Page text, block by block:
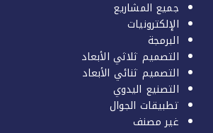
جميع المشاريع
الإلكترونيات
البرمجة
التصميم ثلاثي الأبعاد
التصميم ثنائي الأبعاد
التصنيع اليدوي
تطبيقات الجوال
غير مصنف